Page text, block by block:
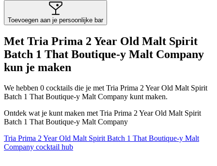
Toevoegen aan je persoonlijke bar
Met Tria Prima 2 Year Old Malt Spirit
Batch 1 That Boutique-y Malt Company
kun je maken
We hebben 0 cocktails die je met Tria Prima 2 Year Old Malt Spirit
Batch 1 That Boutique-y Malt Company kunt maken.
Ontdek wat je kunt maken met Tria Prima 2 Year Old Malt Spirit
Batch 1 That Boutique-y Malt Company
Tria Prima 2 Year Old Malt Spirit Batch 1 That Boutique-y Malt
Company cocktail hub